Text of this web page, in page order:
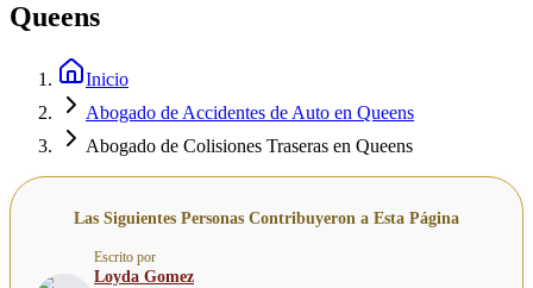
Queens
Inicio
Abogado de Accidentes de Auto en Queens
Abogado de Colisiones Traseras en Queens
Las Siguientes Personas Contribuyeron a Esta Página
Escrito por
Loyda Gomez